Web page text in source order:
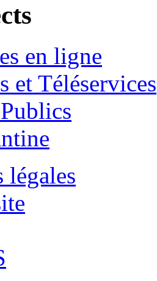
en ligne
et Téléservices
légales